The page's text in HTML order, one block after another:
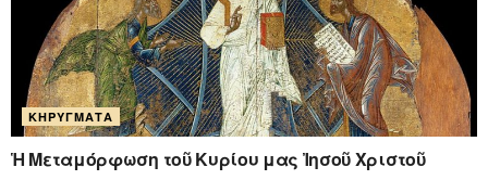
ΚΗΡΎΓΜΑΤΑ
Ἡ Μεταμόρφωση τοῦ Κυρίου μας Ἰησοῦ Χριστοῦ